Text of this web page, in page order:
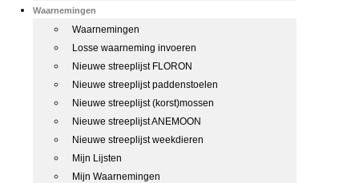
Waarnemingen
Waarnemingen
Losse waarneming invoeren
Nieuwe streeplijst FLORON
Nieuwe streeplijst paddenstoelen
Nieuwe streeplijst (korst)mossen
Nieuwe streeplijst ANEMOON
Nieuwe streeplijst weekdieren
Mijn Lijsten
Mijn Waarnemingen